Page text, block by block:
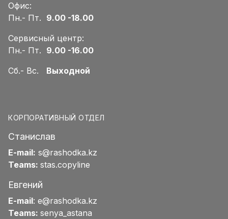
Офис:
Пн.- Пт. 9.00 -18.00
Сервисный центр:
Пн.- Пт. 9.00 -16.00
Сб.- Вс. Выходной
КОРПОРАТИВНЫЙ ОТДЕЛ
Станислав
E-mail: s@rashodka.kz
Teams: stas.copyline
Евгений
E-mail: e@rashodka.kz
Teams: senya_astana